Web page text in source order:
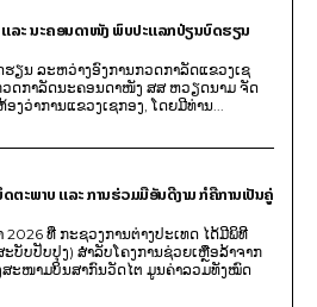
ແລະ ນະຄອນດາໜັງ ພົບປະແລກປ່ຽນບົດຮຽນ
ຽນ ລະຫວ່າງອົງການກວດກາລັດແຂວງເຊ
ວດກາລັດນະຄອນດາໜັງ ສສ ຫວຽດນາມ ຈັດ
ງວ່າການແຂວງເຊກອງ, ໂດຍມີທ່ານ...
ະພາບ ແລະ ການຮ່ວມມືອັນດີງາມ ກໍຄືການເປັນຄູ່
ທີ່ ກະຊວງການຕ່າງປະເທດ ໄດ້ມີພິທີ
ບັບປັບປຸງ) ສໍາລັບໂຄງການຊ່ວຍເຫຼືອລ້າຈາກ
ະໜາມບິນສາກົນວັດໄຕ ມູນຄ່າລວມທັງໝົດ